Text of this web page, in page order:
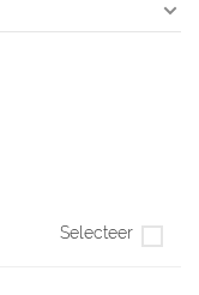
Selecteer